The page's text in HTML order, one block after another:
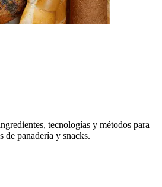
tecnologías y métodos para
de panadería y snacks.